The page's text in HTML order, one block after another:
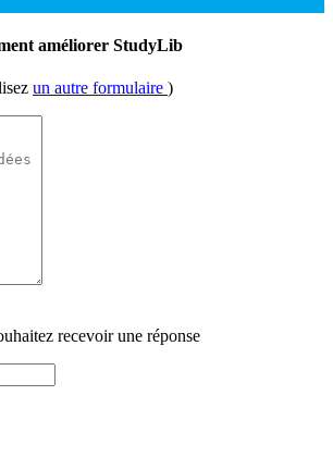
améliorer StudyLib
un autre formulaire )
recevoir une réponse